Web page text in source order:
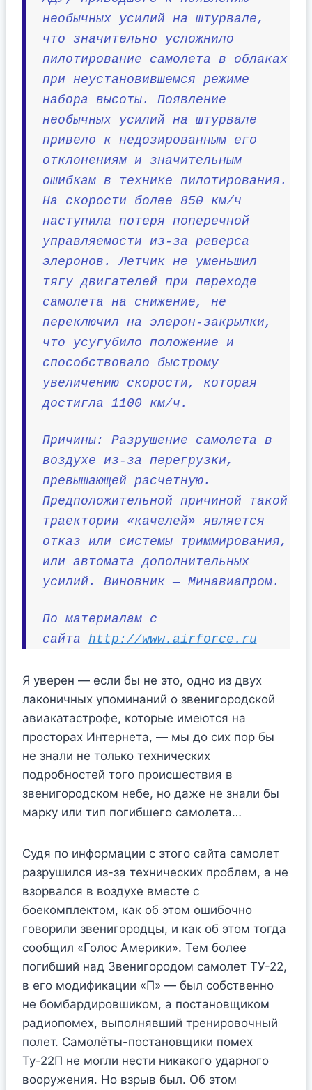
необычных усилий на штурвале,
что значительно усложнило
пилотирование самолета в облаках
при неустановившемся режиме
набора высоты. Появление
необычных усилий на штурвале
привело к недозированным его
отклонениям и значительным
ошибкам в технике пилотирования.
На скорости более 850 км/ч
наступила потеря поперечной
управляемости из-за реверса
элеронов. Летчик не уменьшил
тягу двигателей при переходе
самолета на снижение, не
переключил на элерон-закрылки,
что усугубило положение и
способствовало быстрому
увеличению скорости, которая
достигла 1100 км/ч.
Причины: Разрушение самолета в
воздухе из-за перегрузки,
превышающей расчетную.
Предположительной причиной такой
траектории «качелей» является
отказ или системы триммирования,
или автомата дополнительных
усилий. Виновник — Минавиапром.
По материалам с
сайта http://www.airforce.ru
Я уверен — если бы не это, одно из двух
лаконичных упоминаний о звенигородской
авиакатастрофе, которые имеются на
просторах Интернета, — мы до сих пор бы
не знали не только технических
подробностей того происшествия в
звенигородском небе, но даже не знали бы
марку или тип погибшего самолета…
Судя по информации с этого сайта самолет
разрушился из-за технических проблем, а не
взорвался в воздухе вместе с
боекомплектом, как об этом ошибочно
говорили звенигородцы, и как об этом тогда
сообщил «Голос Америки». Тем более
погибший над Звенигородом самолет ТУ-22,
в его модификации «П» — был собственно
не бомбардировшиком, а постановщиком
радиопомех, выполнявший тренировочный
полет. Самолёты-постановщики помех
Ту-22П не могли нести никакого ударного
вооружения. Но взрыв был. Об этом